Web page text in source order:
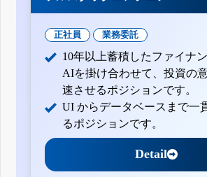
正社員 業務委託
10年以上蓄積したファイナ
AIを掛け合わせて、投資の
速させるポジションです。
UI からデータベースまで一
るポジションです。
Detail